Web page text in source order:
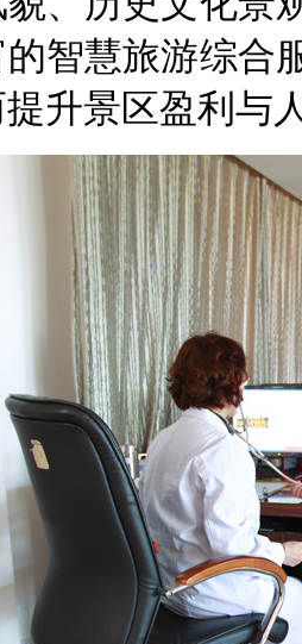
智慧旅游综合
升景区盈利与